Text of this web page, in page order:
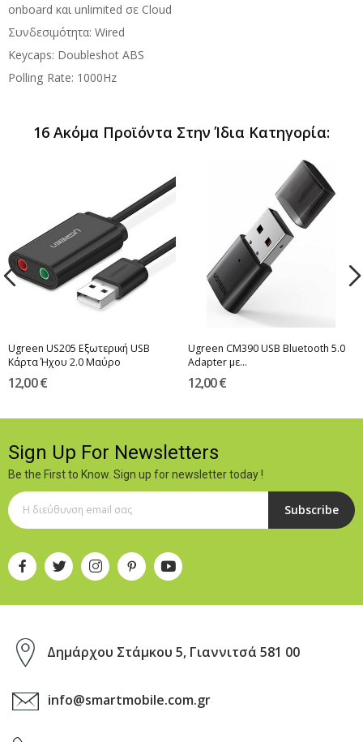
onboard και unlimited σε Cloud
Συνδεσιμότητα: Wired
Keycaps: Doubleshot ABS
Polling Rate: 1000Hz
16 Ακόμα Προϊόντα Στην Ίδια Κατηγορία:
Ugreen US205 Εξωτερική USB
Κάρτα Ήχου 2.0 Μαύρο
12,00 €
Ugreen CM390 USB Bluetooth 5.0
Adapter με...
12,00 €
Sign Up For Newsletters
Be the First to Know. Sign up for newsletter today !
Subscribe
Δημάρχου Στάμκου 5, Γιαννιτσά 581 00
info@smartmobile.com.gr